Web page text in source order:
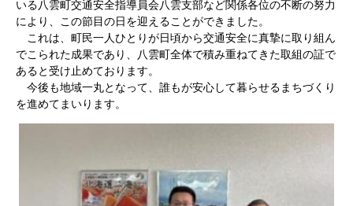
いる八雲町交通安全指導員会八雲支部など関係各位の不断の努力
により、この節目の日を迎えることができました。
これは、町民一人ひとりが日頃から交通安全に真摯に取り組ん
でこられた成果であり、八雲町全体で積み重ねてきた取組の証で
あると受け止めております。
今後も地域一丸となって、誰もが安心して暮らせるまちづくり
を進めてまいります。